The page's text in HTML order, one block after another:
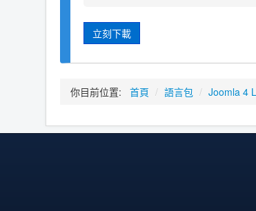
立刻下載
你目前位置: 首頁 / 語言包 / Joomla 4